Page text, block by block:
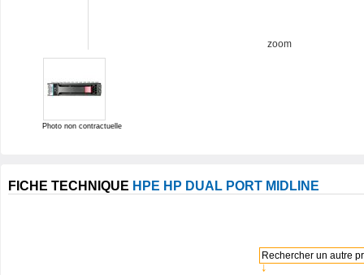
zoom
Photo non contractuelle
FICHE TECHNIQUE HPE HP DUAL PORT MIDLINE
↓
Rechercher un autre